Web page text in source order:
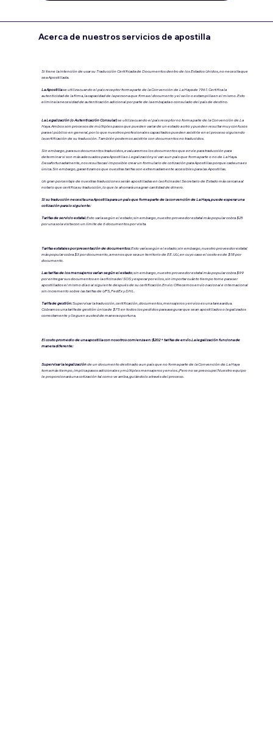
Acerca de nuestros servicios de apostilla
Si tiene la intención de usar su Traducción Certificada de Documentos dentro de los Estados Unidos, no necesita que
sea Apostillada.
La Apostillase utiliza cuando el país receptor forma parte de la Convención de La Haya de 1961. Certifica la
autenticidad de la firma, la capacidad de la persona que firma el documento y el sello o estampilla en el mismo. Esto
elimina la necesidad de autenticación adicional por parte de la embajada o consulado del país de destino.
La Legalización (o Autenticación Consular)se utiliza cuando el país receptor no forma parte de la Convención de La
Haya.Ambos son procesos de múltiples pasos que pueden variar de un estado a otro y pueden resultar muy confusos
para el público en general, por lo que nuestros profesionales capacitados pueden asistirle en el proceso siguiendo
la certificación de su traducción. También podemos asistirle con documentos no traducidos.
Sin embargo, para sus documentos traducidos, evaluaremos los documentos que envíe para traducción para
determinar si son más adecuados para Apostilla o Legalización.y si van a un país que forma parte o no de La Haya.
Desafortunadamente, nos resulta casi imposible crear un formulario de cotización para Apostillas porque cada una es
única. Sin embargo, garantizamos que nuestras tarifas son extremadamente accesibles para las Apostillas.
Un gran porcentaje de nuestras traducciones serán apostilladas en la oficina del Secretario de Estado más cercana al
notario que certifica su traducción, lo que le ahorrará una gran cantidad de dinero.
Si su traducción necesita una Apostilla para un país que forma parte de la convención de La Haya, puede esperar una
cotización para lo siguiente:
Tarifas de servicio estatal:Esto varía según el estado; sin embargo, nuestro proveedor estatal más popular cobra $25
por una sola visita con un límite de 6 documentos por visita.
Tarifas estatales por presentación de documentos:Esto varía según el estado; sin embargo, nuestro proveedor estatal
más popular cobra $3 por documento, a menos que sea un territorio de EE. UU., en cuyo caso el costo es de $18 por
documento.
Las tarifas de los mensajeros varían según el estado; sin embargo, nuestro proveedor estatal más popular cobra $99
por entregar sus documentos en la oficina del SOS y esperar por ellos, sin importar cuánto tiempo tome para ser
apostillados el mismo día o al siguiente después de su certificación.Envío: Ofrecemos envío nacional e internacional
sin incremento sobre las tarifas de UPS, FedEx y DHL.
Tarifa de gestión:Supervisar la traducción, certificación, documentos, mensajeros y envíos es una tarea ardua.
Cobramos una tarifa de gestión única de $75 en todos los pedidos para asegurar que sean apostillados o legalizados
correctamente y lleguen a usted de manera oportuna.
El costo promedio de una apostilla con nosotros comienza en: $202 + tarifas de envío.La legalización funciona de
manera diferente:
Supervisar la legalizaciónde un documento destinado a un país que no forma parte de la Convención de La Haya
toma más tiempo, implica pasos adicionales y múltiples mensajeros y envíos. ¡Pero no se preocupe! Nuestro equipo
le proporcionará una cotización tal como ve arriba, guiándolo a través del proceso.